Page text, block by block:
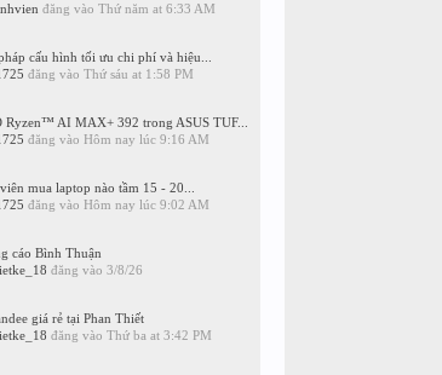
đăng vào Thứ năm at 6:33 AM
cấu hình tối ưu chi phí và hiệu...
đăng vào Thứ sáu at 1:58 PM
Ryzen™ AI MAX+ 392 trong ASUS TUF...
đăng vào Hôm nay lúc 9:16 AM
mua laptop nào tầm 15 - 20...
đăng vào Hôm nay lúc 9:02 AM
cáo Bình Thuận
đăng vào 3/8/26
giá rẻ tại Phan Thiết
đăng vào Thứ ba at 3:42 PM